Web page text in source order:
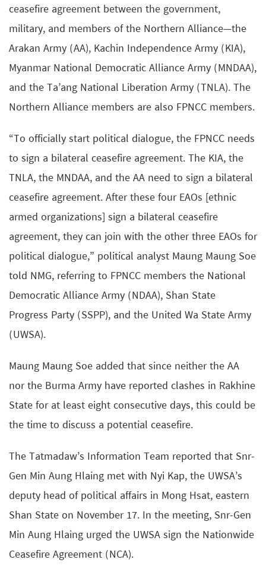
ceasefire agreement between the government,
military, and members of the Northern Alliance—the
Arakan Army (AA), Kachin Independence Army (KIA),
Myanmar National Democratic Alliance Army (MNDAA),
and the Ta’ang National Liberation Army (TNLA). The
Northern Alliance members are also FPNCC members.
“To officially start political dialogue, the FPNCC needs
to sign a bilateral ceasefire agreement. The KIA, the
TNLA, the MNDAA, and the AA need to sign a bilateral
ceasefire agreement. After these four EAOs [ethnic
armed organizations] sign a bilateral ceasefire
agreement, they can join with the other three EAOs for
political dialogue,” political analyst Maung Maung Soe
told NMG, referring to FPNCC members the National
Democratic Alliance Army (NDAA), Shan State
Progress Party (SSPP), and the United Wa State Army
(UWSA).
Maung Maung Soe added that since neither the AA
nor the Burma Army have reported clashes in Rakhine
State for at least eight consecutive days, this could be
the time to discuss a potential ceasefire.
The Tatmadaw’s Information Team reported that Snr-
Gen Min Aung Hlaing met with Nyi Kap, the UWSA’s
deputy head of political affairs in Mong Hsat, eastern
Shan State on November 17. In the meeting, Snr-Gen
Min Aung Hlaing urged the UWSA sign the Nationwide
Ceasefire Agreement (NCA).